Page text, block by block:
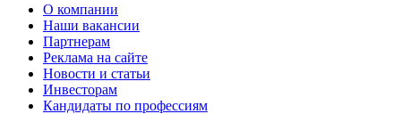
О компании
Наши вакансии
Партнерам
Реклама на сайте
Новости и статьи
Инвесторам
Кандидаты по профессиям